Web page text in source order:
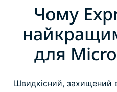
Чому
для
Швидкісний, захищений